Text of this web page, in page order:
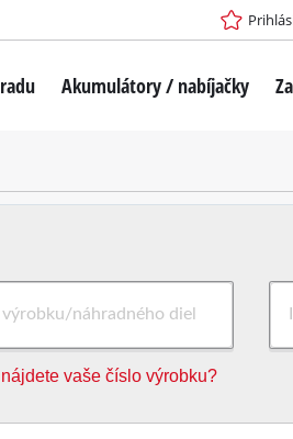
kosačky
Akumulátory / nabíjačky
vaše číslo výrobku?